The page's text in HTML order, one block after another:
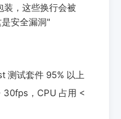
，这些换行会被
安全漏洞"
测试套件 95% 以上
30fps，CPU 占用 <